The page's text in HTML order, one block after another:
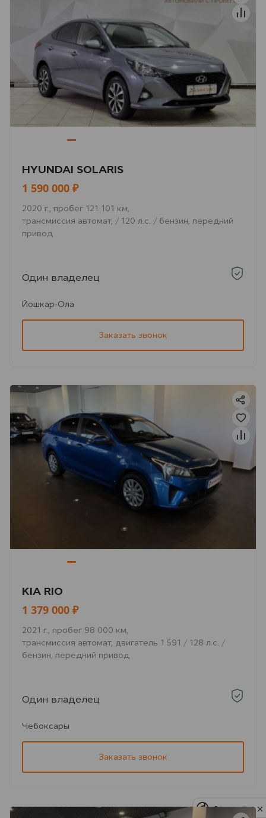
HYUNDAI SOLARIS
1 590 000 ₽
2020 г., пробег 121 101 км,
трансмиссия автомат, / 120 л.с. / бензин, передний
привод
Один владелец
Йошкар-Ола
Заказать звонок
KIA RIO
1 379 000 ₽
2021 г., пробег 98 000 км,
трансмиссия автомат, двигатель 1 591 / 128 л.с. /
бензин, передний привод
Один владелец
Чебоксары
Заказать звонок
Privacy notice